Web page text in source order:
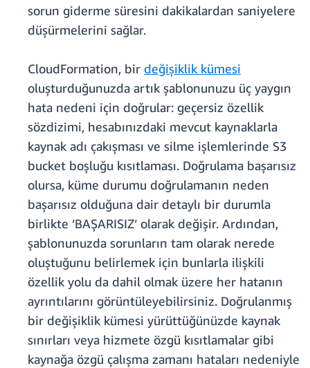
sorun giderme süresini dakikalardan saniyelere
düşürmelerini sağlar.
CloudFormation, bir değişiklik kümesi
oluşturduğunuzda artık şablonunuzu üç yaygın
hata nedeni için doğrular: geçersiz özellik
sözdizimi, hesabınızdaki mevcut kaynaklarla
kaynak adı çakışması ve silme işlemlerinde S3
bucket boşluğu kısıtlaması. Doğrulama başarısız
olursa, küme durumu doğrulamanın neden
başarısız olduğuna dair detaylı bir durumla
birlikte ‘BAŞARISIZ‘ olarak değişir. Ardından,
şablonunuzda sorunların tam olarak nerede
oluştuğunu belirlemek için bunlarla ilişkili
özellik yolu da dahil olmak üzere her hatanın
ayrıntılarını görüntüleyebilirsiniz. Doğrulanmış
bir değişiklik kümesi yürüttüğünüzde kaynak
sınırları veya hizmete özgü kısıtlamalar gibi
kaynağa özgü çalışma zamanı hataları nedeniyle